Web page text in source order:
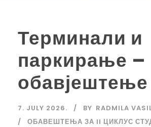
Терминали и
паркирање –
обавјештење
7. JULY 2026. BY RADMILA
ОБАВЕШТЕЊА ЗА II ЦИКЛУС